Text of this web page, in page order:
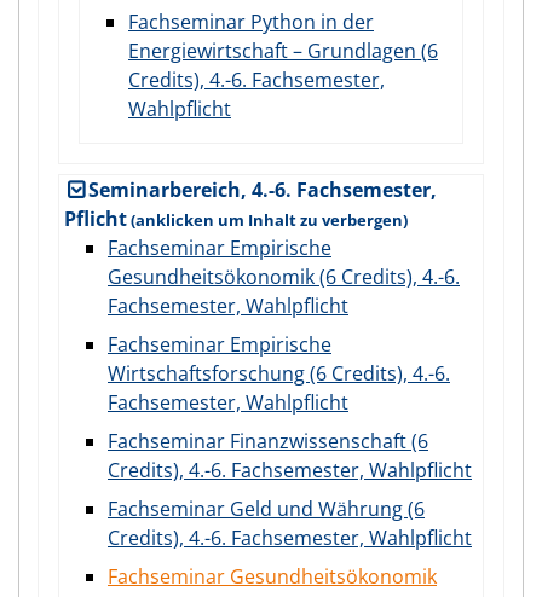
Fachseminar Python in der
Energiewirtschaft – Grundlagen (6
Credits), 4.-6. Fachsemester,
Wahlpflicht
Seminarbereich, 4.-6. Fachsemester,
Pflicht
Fachseminar Empirische
Gesundheitsökonomik (6 Credits), 4.-6.
Fachsemester, Wahlpflicht
Fachseminar Empirische
Wirtschaftsforschung (6 Credits), 4.-6.
Fachsemester, Wahlpflicht
Fachseminar Finanzwissenschaft (6
Credits), 4.-6. Fachsemester, Wahlpflicht
Fachseminar Geld und Währung (6
Credits), 4.-6. Fachsemester, Wahlpflicht
Fachseminar Gesundheitsökonomik